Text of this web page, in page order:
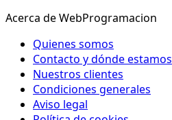
Acerca de WebProgramacion
Quienes somos
Contacto y dónde estamos
Nuestros clientes
Condiciones generales
Aviso legal